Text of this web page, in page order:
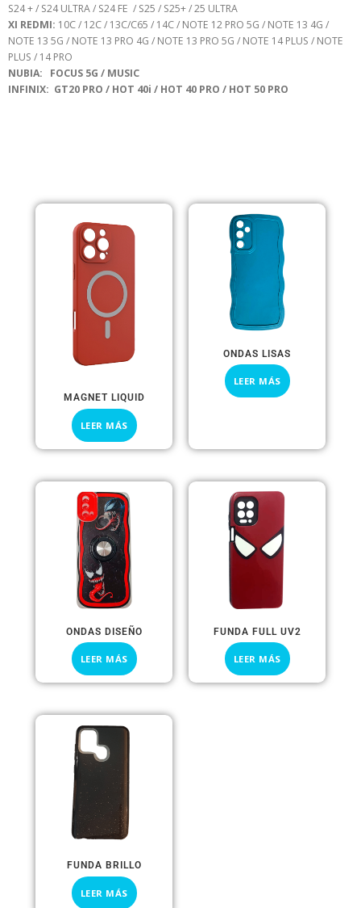
S24 + / S24 ULTRA / S24 FE / S25 / S25+ / 25 ULTRA
XI REDMI: 10C / 12C / 13C/C65 / 14C / NOTE 12 PRO 5G / NOTE 13 4G /
NOTE 13 5G / NOTE 13 PRO 4G / NOTE 13 PRO 5G / NOTE 14 PLUS / NOTE
PLUS / 14 PRO
NUBIA: FOCUS 5G / MUSIC
INFINIX: GT20 PRO / HOT 40i / HOT 40 PRO / HOT 50 PRO
MAGNET LIQUID
LEER MÁS
ONDAS LISAS
LEER MÁS
ONDAS DISEÑO
LEER MÁS
FUNDA FULL UV2
LEER MÁS
FUNDA BRILLO
LEER MÁS